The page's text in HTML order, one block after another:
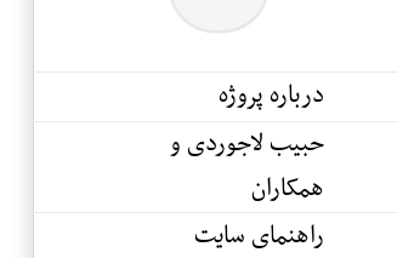
درباره پروژه
حبیب لاجوردی و
همکاران
راهنمای سایت